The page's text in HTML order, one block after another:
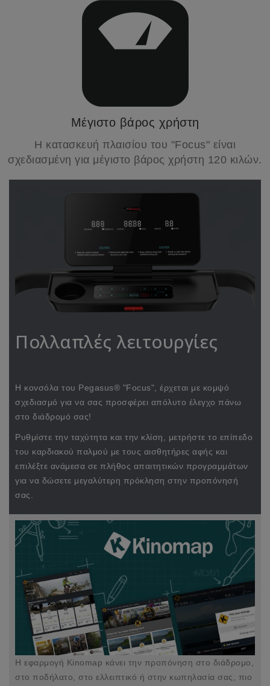
Μέγιστο βάρος χρήστη
Η κατασκευή πλαισίου του "Focus" είναι
σχεδιασμένη για μέγιστο βάρος χρήστη 120 κιλών.
Πολλαπλές λειτουργίες
Η κονσόλα του Pegasus® "Focus", έρχεται με κομψό
σχεδιασμό για να σας προσφέρει απόλυτο έλεγχο πάνω
στο διάδρομό σας!
Ρυθμίστε την ταχύτητα και την κλίση, μετρήστε το επίπεδο
του καρδιακού παλμού με τους αισθητήρες αφής και
επιλέξτε ανάμεσα σε πλήθος απαιτητικών προγραμμάτων
για να δώσετε μεγαλύτερη πρόκληση στην προπόνησή
σας.
Η εφαρμογή Kinomap κάνει την προπόνηση στο διάδρομο,
στο ποδήλατο, στο ελλειπτικό ή στην κωπηλασία σας, πιο